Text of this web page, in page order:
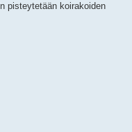
pisteytetään koirakoiden